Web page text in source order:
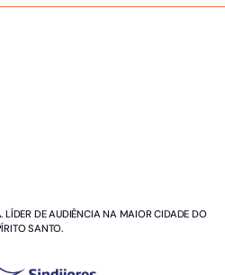
DE AUDIÊNCIA NA MAIOR CIDADE DO
SANTO.